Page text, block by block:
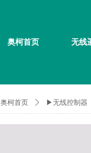
奥柯首页 无线
奥柯首页 ꄲ ▶无线控制器